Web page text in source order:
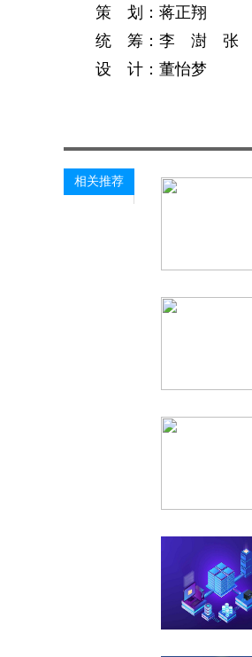
策 划：蒋正翔
统 筹：李 澍
设 计：董怡梦
相关推荐